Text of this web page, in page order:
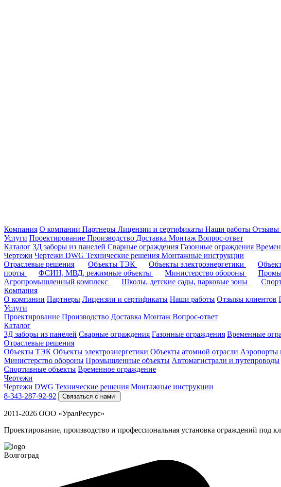
Компания О компании Партнеры Лицензии и сертификаты Наши работы Отзывы
Услуги Проектирование Производство Доставка Монтаж Вопрос-ответ
Каталог 3Д заборы из панелей Сварные ограждения Газонные ограждения
Чертежи Чертежи DWG Технические решения Монтажные инструкции
Отраслевые решения
Объекты ТЭК Объекты электроэнергетики
порты
ФСИН, МВД, режимные объекты Министерство обороны
Агропромышленный комплекс
Школы, детские сады, парковые зоны
Компания
О компании Партнеры Лицензии и сертификаты Наши работы Отзывы клиентов
Услуги
Проектирование Производство Доставка Монтаж Вопрос-ответ
Каталог
3Д заборы из панелей Сварные ограждения Газонные ограждения Временные
Отраслевые решения
Объекты ТЭК Объекты электроэнергетики Объекты атомной отрасли Аэропорты
Министерство обороны Промышленные объекты Автомагистрали и путепроводы
Спортивные объекты Временное ограждение
Чертежи
Чертежи DWG Технические решения Монтажные инструкции
8-343-287-92-92
Связаться с нами
2011-2026 ООО «УралРесурс»
Проектирование, производство и профессиональная установка ограждений под
Волгоград